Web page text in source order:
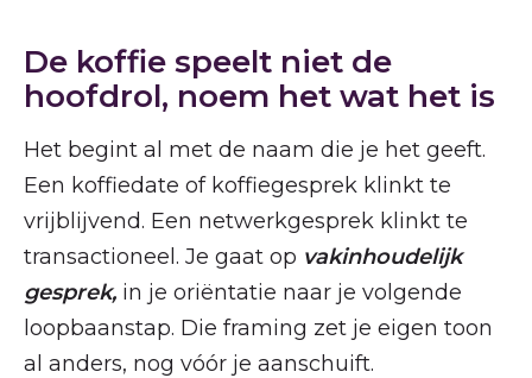
De koffie speelt niet de
hoofdrol, noem het wat het is
Het begint al met de naam die je het geeft.
Een koffiedate of koffiegesprek klinkt te
vrijblijvend. Een netwerkgesprek klinkt te
transactioneel. Je gaat op vakinhoudelijk
gesprek, in je oriëntatie naar je volgende
loopbaanstap. Die framing zet je eigen toon
al anders, nog vóór je aanschuift.